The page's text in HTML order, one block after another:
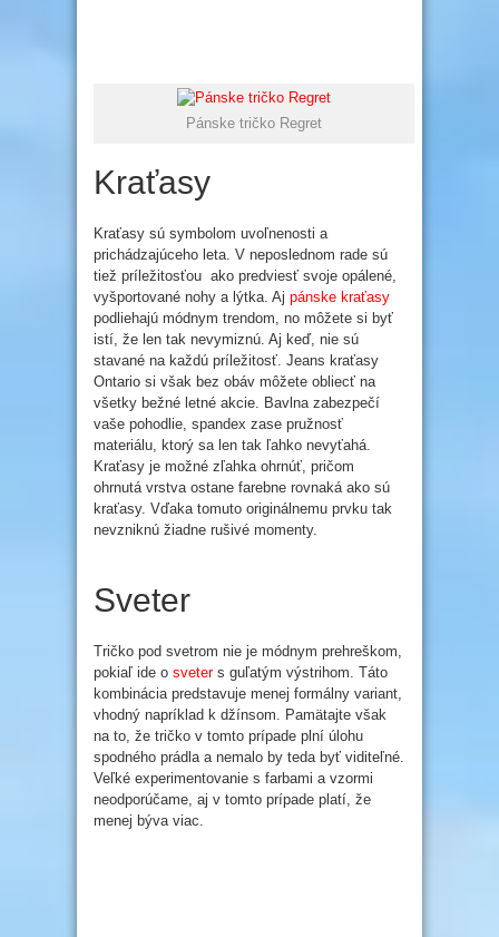
Pánske tričko Regret
Kraťasy
Kraťasy sú symbolom uvoľnenosti a
prichádzajúceho leta. V neposlednom rade sú
tiež príležitosťou ako predviesť svoje opálené,
vyšportované nohy a lýtka. Aj pánske kraťasy
podliehajú módnym trendom, no môžete si byť
istí, že len tak nevymiznú. Aj keď, nie sú
stavané na každú príležitosť. Jeans kraťasy
Ontario si však bez obáv môžete obliecť na
všetky bežné letné akcie. Bavlna zabezpečí
vaše pohodlie, spandex zase pružnosť
materiálu, ktorý sa len tak ľahko nevyťahá.
Kraťasy je možné zľahka ohrnúť, pričom
ohrnutá vrstva ostane farebne rovnaká ako sú
kraťasy. Vďaka tomuto originálnemu prvku tak
nevzniknú žiadne rušivé momenty.
Sveter
Tričko pod svetrom nie je módnym prehreškom,
pokiaľ ide o sveters guľatým výstrihom. Táto
kombinácia predstavuje menej formálny variant,
vhodný napríklad k džínsom. Pamätajte však
na to, že tričko v tomto prípade plní úlohu
spodného prádla a nemalo by teda byť viditeľné.
Veľké experimentovanie s farbami a vzormi
neodporúčame, aj v tomto prípade platí, že
menej býva viac.